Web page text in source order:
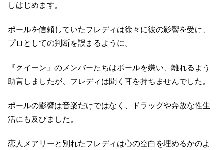
しはじめます。
ポールを信頼していたフレディは徐々に彼の影響を受け、
プロとしての判断を誤まるように。
『クイーン』のメンバーたちはポールを嫌い、離れるよう
助言しましたが、フレディは聞く耳を持ちませんでした。
ポールの影響は音楽だけではなく、ドラッグや奔放な性生
活にも及びました。
恋人メアリーと別れたフレディは心の空白を埋めるかのよ